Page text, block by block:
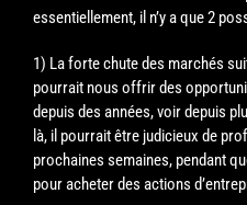
essentiellement, il n’y a que 2
1) La forte chute des marchés
pourrait nous offrir des
depuis des années, voir depuis
là, il pourrait être judicieux de
prochaines semaines, pendant
pour acheter des actions